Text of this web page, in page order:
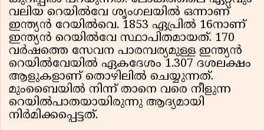
വലിയ റെയിൽവേ ശൃംഗലയിൽ ഒന്നാണ്
ഇന്ത്യൻ റേയിൽവെ. 1853 ഏപ്രില്‍ 16നാണ്
ഇന്ത്യൻ റെയിൽവേ സ്ഥാപിതമായത്. 170
വർഷത്തെ സേവന പാരമ്പര്യമുള്ള ഇന്ത്യൻ
റെയിൽവേയിൽ ഏകദേശം 1.307 ദശലക്ഷം
ആളുകളാണ് തൊഴിലിൽ ചെയ്യുന്നത്.
മുംബൈയില്‍ നിന്ന് താനെ വരെ നീളുന്ന
റെയില്‍പാതയായിരുന്നു ആദ്യമായി
നിര്‍മിക്കപ്പെട്ടത്.